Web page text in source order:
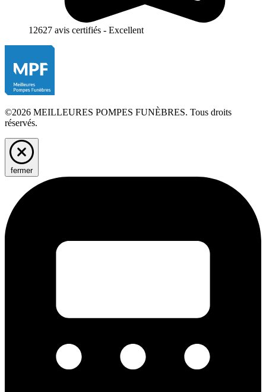
12627 avis certifiés - Excellent
©2026 MEILLEURES POMPES FUNÈBRES. Tous droits
réservés.
fermer